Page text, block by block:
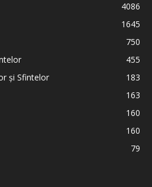
4086
1645
750
455
și Sfintelor
183
163
160
160
79